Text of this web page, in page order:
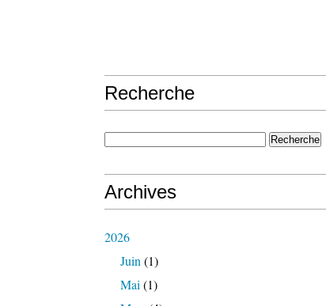
Recherche
Archives
2026
Juin (1)
Mai (1)